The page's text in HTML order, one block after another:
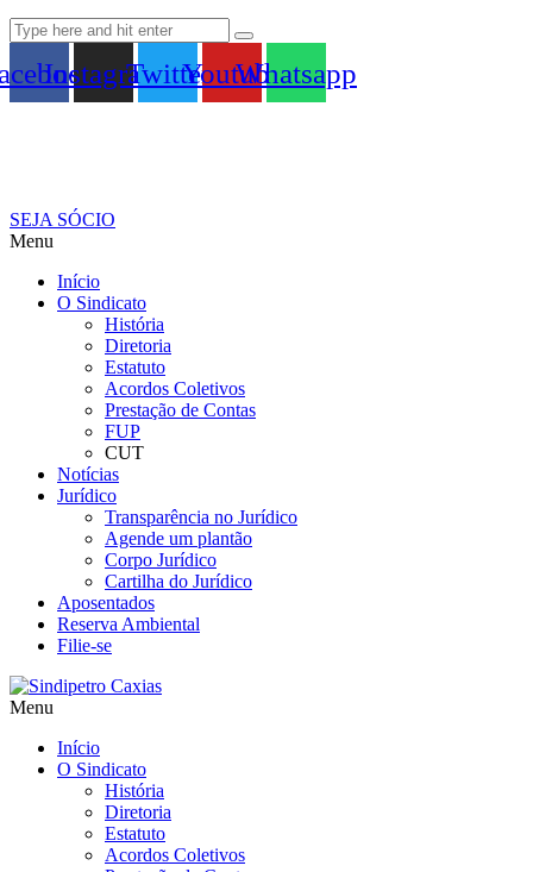
InstagramTwitterYoutubeWhatsapp
SEJA SÓCIO
Menu
Início
O Sindicato
História
Diretoria
Estatuto
Acordos Coletivos
Prestação de Contas
FUP
CUT
Notícias
Jurídico
Transparência no Jurídico
Agende um plantão
Corpo Jurídico
Cartilha do Jurídico
Aposentados
Reserva Ambiental
Filie-se
Menu
Início
O Sindicato
História
Diretoria
Estatuto
Acordos Coletivos